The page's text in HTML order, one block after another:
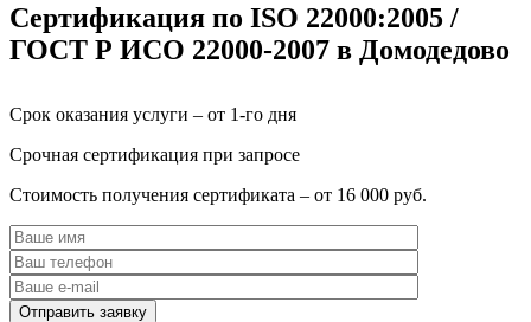
Сертификация по ISO 22000:2005 /
ГОСТ Р ИСО 22000-2007 в Домодедово
Срок оказания услуги – от 1-го дня
Срочная сертификация при запросе
Стоимость получения сертификата – от 16 000 руб.